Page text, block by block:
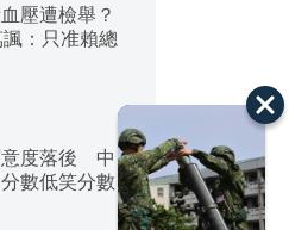
壓遭檢舉？
：只准賴總
意度落後 中
數低笑分數